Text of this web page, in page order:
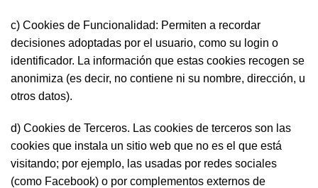
c) Cookies de Funcionalidad: Permiten a recordar
decisiones adoptadas por el usuario, como su login o
identificador. La información que estas cookies recogen se
anonimiza (es decir, no contiene ni su nombre, dirección, u
otros datos).
d) Cookies de Terceros. Las cookies de terceros son las
cookies que instala un sitio web que no es el que está
visitando; por ejemplo, las usadas por redes sociales
(como Facebook) o por complementos externos de